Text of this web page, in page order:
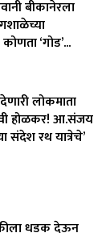
बीकानेरला
‘गोड’...
लोकमाता
होळकर! आ.संजय
संदेश रथ यात्रेचे’